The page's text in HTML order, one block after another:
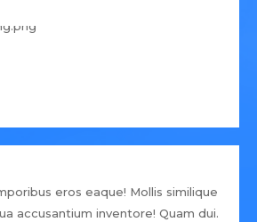
eros eaque! Mollis similique
accusantium inventore! Quam dui.